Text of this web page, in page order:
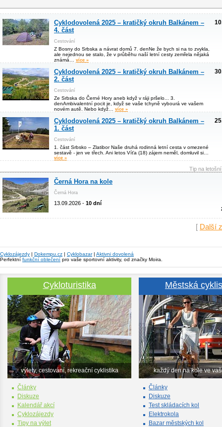
Cyklodovolená 2025 – kratičký okruh Balkánem –
4. část
Cestování
Z Bosny do Srbska a návrat domů 7. denNe že bych si na to zvykla,
ale nejednou se stalo, že v průběhu naší letní cesty zemřela nějaká
známá… více »
Cyklodovolená 2025 – kratičký okruh Balkánem –
2. část
Cestování
Ze Srbska do Černé Hory aneb když v ráji pršelo... 3.
denAmbivalentní pocit je, když se vaše tchyně vybourá ve vašem
novém autě. Nebo když… více »
Cyklodovolená 2025 – kratičký okruh Balkánem –
1. část
Cestování
1. část Srbsko – Zlatibor Naše druhá rodinná letní cesta v omezené
sestavě - jen ve třech. Ani letos Víťa (18) zájem neměl, domluvil si…
více »
Tip na
Černá Hora na kole
Černá Hora
13.09.2026 - 10 dní
[ Další
Cyklozájezdy | Dokempu.cz | Cyklobazar| Aktivni dovolená
Perfektní funkční oblečení pro vaše sportovní aktivity, od značky Moira.
Cykloturistika
výlety, cestování, rekreační cyklistika
Články
Diskuze
Kalendář akcí
Cyklozájezdy
Tipy na výlet
Městská
každý den na kole ve
Články
Diskuze
Test skládacích kol
Elektrokola
Bazar městských kol